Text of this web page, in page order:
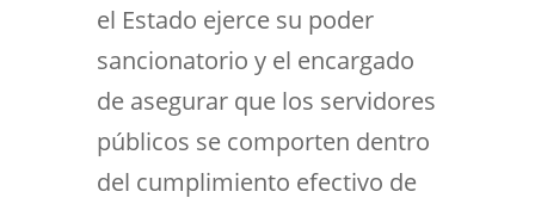
el Estado ejerce su poder
sancionatorio y el encargado
de asegurar que los servidores
públicos se comporten dentro
del cumplimiento efectivo de